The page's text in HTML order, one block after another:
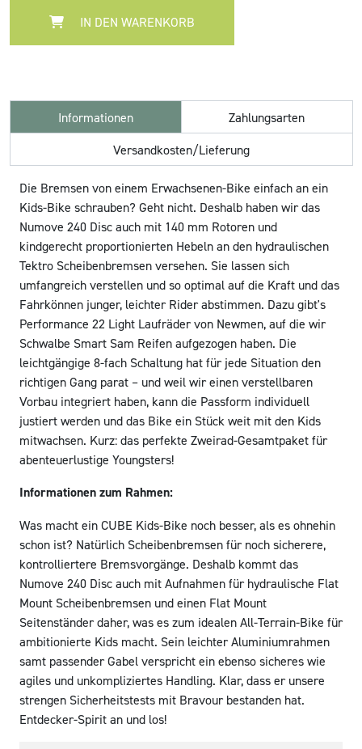
IN DEN WARENKORB
Informationen
Zahlungsarten
Versandkosten/Lieferung
Die Bremsen von einem Erwachsenen-Bike einfach an ein
Kids-Bike schrauben? Geht nicht. Deshalb haben wir das
Numove 240 Disc auch mit 140 mm Rotoren und
kindgerecht proportionierten Hebeln an den hydraulischen
Tektro Scheibenbremsen versehen. Sie lassen sich
umfangreich verstellen und so optimal auf die Kraft und das
Fahrkönnen junger, leichter Rider abstimmen. Dazu gibt's
Performance 22 Light Laufräder von Newmen, auf die wir
Schwalbe Smart Sam Reifen aufgezogen haben. Die
leichtgängige 8-fach Schaltung hat für jede Situation den
richtigen Gang parat – und weil wir einen verstellbaren
Vorbau integriert haben, kann die Passform individuell
justiert werden und das Bike ein Stück weit mit den Kids
mitwachsen. Kurz: das perfekte Zweirad-Gesamtpaket für
abenteuerlustige Youngsters!
Informationen zum Rahmen:
Was macht ein CUBE Kids-Bike noch besser, als es ohnehin
schon ist? Natürlich Scheibenbremsen für noch sicherere,
kontrolliertere Bremsvorgänge. Deshalb kommt das
Numove 240 Disc auch mit Aufnahmen für hydraulische Flat
Mount Scheibenbremsen und einen Flat Mount
Seitenständer daher, was es zum idealen All-Terrain-Bike für
ambitionierte Kids macht. Sein leichter Aluminiumrahmen
samt passender Gabel verspricht ein ebenso sicheres wie
agiles und unkompliziertes Handling. Klar, dass er unsere
strengen Sicherheitstests mit Bravour bestanden hat.
Entdecker-Spirit an und los!